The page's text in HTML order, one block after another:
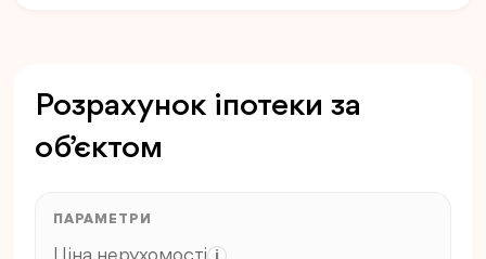
Розрахунок іпотеки за
об’єктом
ПАРАМЕТРИ
i